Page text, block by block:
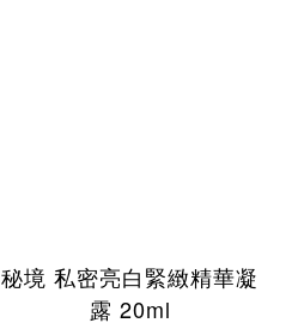
秘境 私密亮白緊緻精華凝
露 20ml